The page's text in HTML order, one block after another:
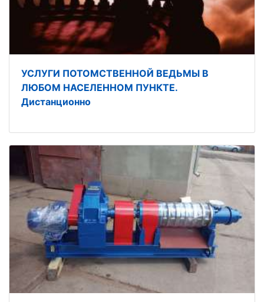
УСЛУГИ ПОТОМСТВЕННОЙ ВЕДЬМЫ В
ЛЮБОМ НАСЕЛЕННОМ ПУНКТЕ.
Дистанционно